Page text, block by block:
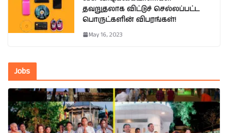
தவறுதலாக விட்டுச் செல்லப்பட்ட
பொருட்களின் விபரங்கள்!
May 16, 2023
Jobs